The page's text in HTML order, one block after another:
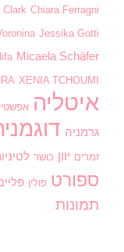
Chiara Ferragni
Jessika Gotti
Micaela Schäfer
XENIA TCHOUMI
איטליה
גרמניה
זמרים יוון כושר
ספורט פולין
תמונות